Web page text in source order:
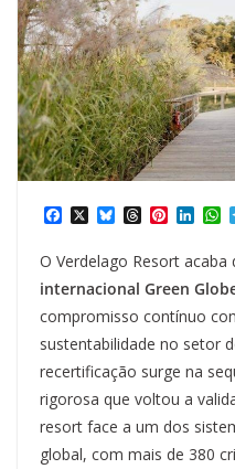
a
c
e
b
o
o
k
X B
e
s
k
y
T
h
e
a
d
s
P
n
t
e
r
e
s
t
L
k
e
d
I
n
h
t
s
A
p
p
O Verdelago Resort acaba
internacional Green
compromisso contínuo
sustentabilidade no setor
recertificação surge na
rigorosa que voltou a
resort face a um dos
global, com mais de 380